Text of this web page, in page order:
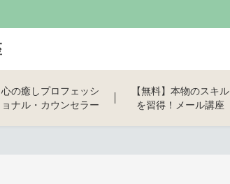
心の癒しプロフェッシ
ョナル・カウンセラー
【無料】本物のスキル
を習得！メール講座